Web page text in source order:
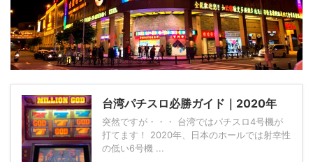
台湾パチスロ必勝ガイド｜2020年
突然ですが・・・ 台湾ではパチスロ4号機が
打てます！ 2020年、日本のホールでは射幸性
の低い6号機 ...